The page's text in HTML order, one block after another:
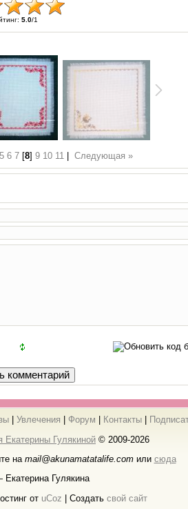
:5.0/1
5 6 7[8] 9 10 11| Следующая »
Увлечения Форум Контакты
Екатерины Гулякиной © 2009-2026
на mail@akunamatatalife.comили сюда
Гулякина
от uCoz | Создать свой сайт